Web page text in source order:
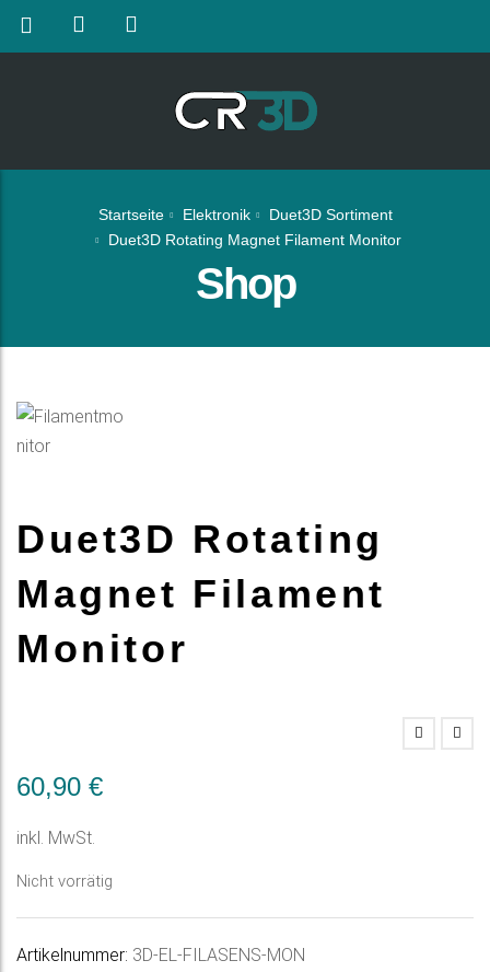
Startseite Elektronik
Duet3D Sortiment
Duet3D Rotating Magnet Filament Monitor
Shop
Duet3D Rotating
Magnet Filament
Monitor
60,90 €
inkl. MwSt.
Nicht vorrätig
Artikelnummer: 3D-EL-FILASENS-MON